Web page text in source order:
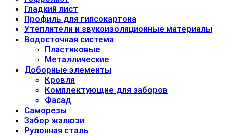
Гладкий лист
Профиль для гипсокартона
Утеплители и звукоизоляционные материалы
Водосточная система
Пластиковые
Металлические
Доборные элементы
Кровля
Комплектующие для заборов
Фасад
Саморезы
Забор жалюзи
Рулонная сталь